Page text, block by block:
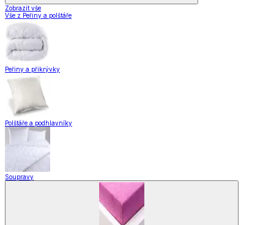
Zobrazit vše
Vše z Peřiny a polštáře
Peřiny a přikrývky
Polštáře a podhlavníky
Soupravy